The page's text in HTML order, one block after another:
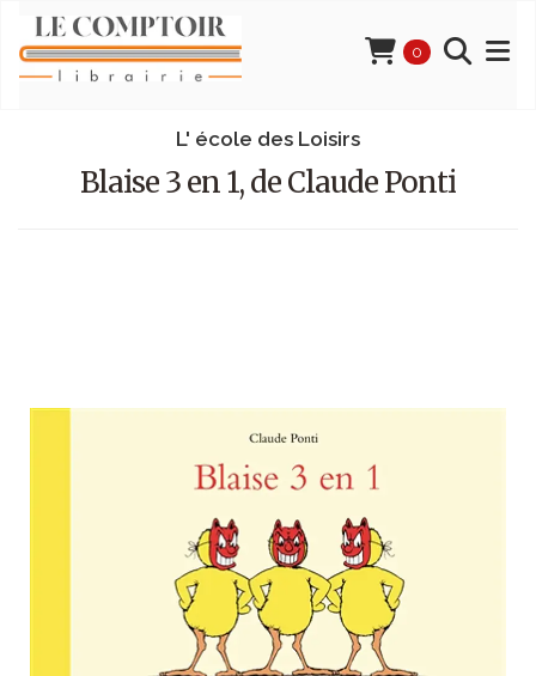
0
L' école des Loisirs
Blaise 3 en 1, de Claude Ponti